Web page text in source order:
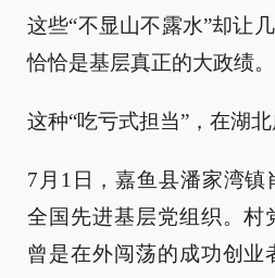
这些“不显山不露水”却让
恰恰是基层真正的大政绩。
这种“吃亏式担当”，在湖
7月1日，嘉鱼县潘家湾镇
全国先进基层党组织。村
曾是在外闯荡的成功创业